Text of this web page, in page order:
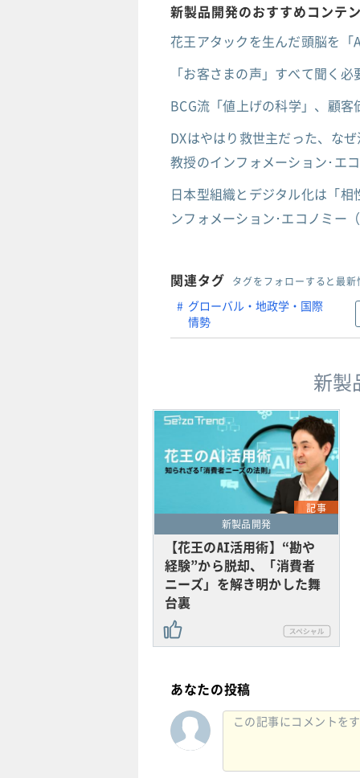
新製品開発のおすすめコンテ
花王アタックを生んだ頭脳を
「お客さまの声」すべて聞く
BCG流「値上げの科学」、顧
DXはやはり救世主だった、な
教授のインフォメーション･エ
日本型組織とデジタル化は「
ンフォメーション･エコノミー
関連タグ タグをフォローすると最
グローバル・地政学・国際
情勢
新製
記事
新製品開発
【花王のAI活用術】“勘や
経験”から脱却、「消費者
ニーズ」を解き明かした舞
台裏
あなたの投稿